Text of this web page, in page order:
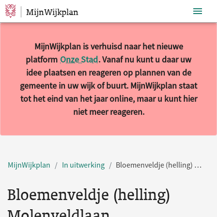
Sla navigatie over
MijnWijkplan
MijnWijkplan is verhuisd naar het nieuwe
platform Onze Stad. Vanaf nu kunt u daar uw
idee plaatsen en reageren op plannen van de
gemeente in uw wijk of buurt. MijnWijkplan staat
tot het eind van het jaar online, maar u kunt hier
niet meer reageren.
MijnWijkplan In uitwerking Bloemenveldje (helling) Molenveldlaan
Bloemenveldje (helling)